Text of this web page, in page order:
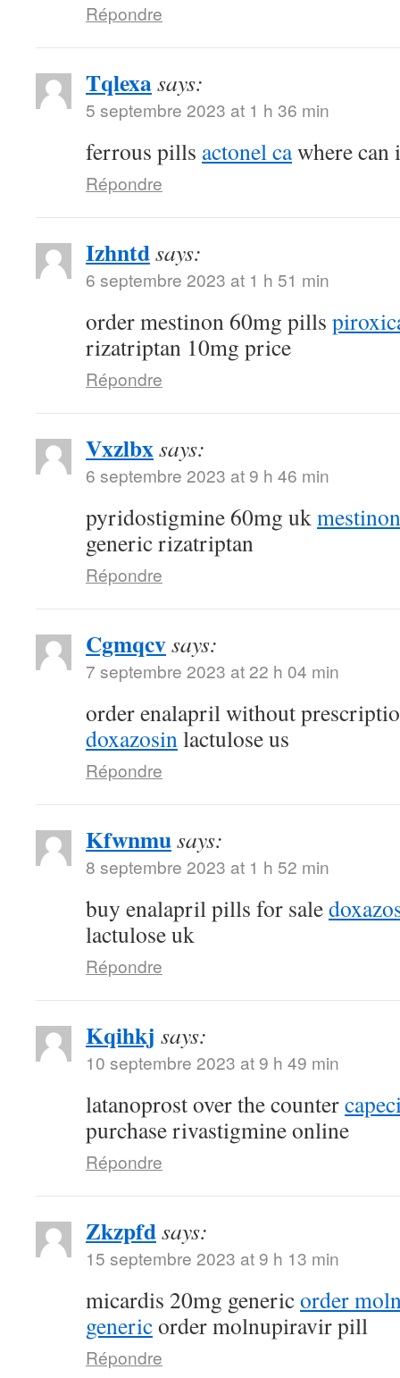
Répondre
Tqlexasays:
5 septembre 2023 at 1 h 36 min
ferrous pills actonel cawhere can
Répondre
Izhntdsays:
6 septembre 2023 at 1 h 51 min
order mestinon 60mg pills
rizatriptan 10mg price
Répondre
Vxzlbxsays:
6 septembre 2023 at 9 h 46 min
pyridostigmine 60mg uk
generic rizatriptan
Répondre
Cgmqcvsays:
7 septembre 2023 at 22 h 04 min
order enalapril without
doxazosinlactulose us
Répondre
Kfwnmusays:
8 septembre 2023 at 1 h 52 min
buy enalapril pills for sale
lactulose uk
Répondre
Kqihkj says:
10 septembre 2023 at 9 h 49 min
latanoprost over the counter
purchase rivastigmine online
Répondre
Zkzpfdsays:
15 septembre 2023 at 9 h 13 min
micardis 20mg genericorder
genericorder molnupiravir pill
Répondre